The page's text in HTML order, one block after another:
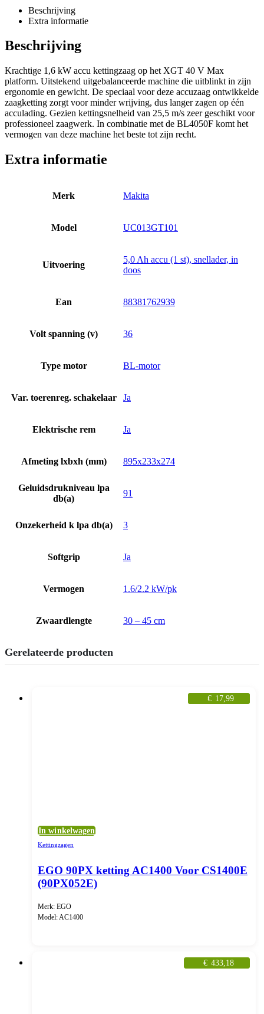
Beschrijving
Extra informatie
Beschrijving
Krachtige 1,6 kW accu kettingzaag op het XGT 40 V Max
platform. Uitstekend uitgebalanceerde machine die uitblinkt in zijn
ergonomie en gewicht. De speciaal voor deze accuzaag ontwikkelde
zaagketting zorgt voor minder wrijving, dus langer zagen op één
acculading. Gezien kettingsnelheid van 25,5 m/s zeer geschikt voor
professioneel zaagwerk. In combinatie met de BL4050F komt het
vermogen van deze machine het beste tot zijn recht.
Extra informatie
Merk Makita
Model UC013GT101
Uitvoering
5,0 Ah accu (1 st), snellader, in
doos
Ean 88381762939
Volt spanning (v) 36
Type motor BL-motor
Var. toerenreg. schakelaar Ja
Elektrische rem Ja
Afmeting lxbxh (mm) 895x233x274
Geluidsdrukniveau lpa
db(a)
91
Onzekerheid k lpa db(a) 3
Softgrip Ja
Vermogen 1.6/2.2 kW/pk
Zwaardlengte 30 – 45 cm
Gerelateerde producten
€ 17,99
In winkelwagen
Kettingzagen
EGO 90PX ketting AC1400 Voor CS1400E
(90PX052E)
Merk: EGO
Model: AC1400
€ 433,18